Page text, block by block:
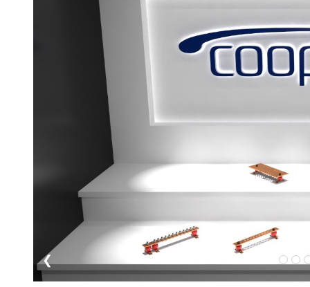
❮